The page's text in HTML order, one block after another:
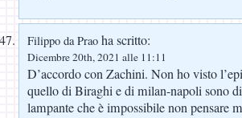
Filippo da Prao ha scritto:
Dicembre 20th, 2021 alle 11:11
D’accordo con Zachini. Non ho visto
quello di Biraghi e di milan-napoli sono di
lampante che è impossibile non pensare